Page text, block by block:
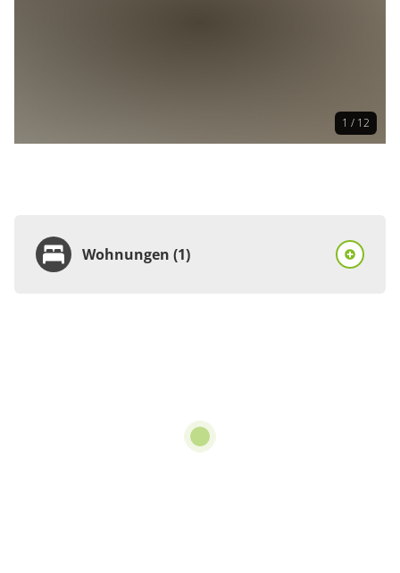
1 / 12
Wohnungen (1)
Schlafräume
pro Einheit/Nacht